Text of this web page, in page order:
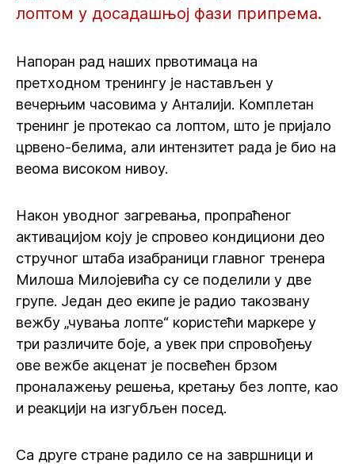
лоптом у досадашњој фази припрема.
Напоран рад наших првотимаца на
претходном тренингу је настављен у
вечерњим часовима у Анталији. Комплетан
тренинг је протекао са лоптом, што је пријало
црвено-белима, али интензитет рада је био на
веома високом нивоу.
Након уводног загревања, пропраћеног
активацијом коју је спровео кондициони део
стручног штаба изабраници главног тренера
Милоша Милојевића су се поделили у две
групе. Један део екипе је радио такозвану
вежбу „чувања лопте“ користећи маркере у
три различите боје, а увек при спровођењу
ове вежбе акценат је посвећен брзом
проналажењу решења, кретању без лопте, као
и реакцији на изгубљен посед.
Са друге стране радило се на завршници и